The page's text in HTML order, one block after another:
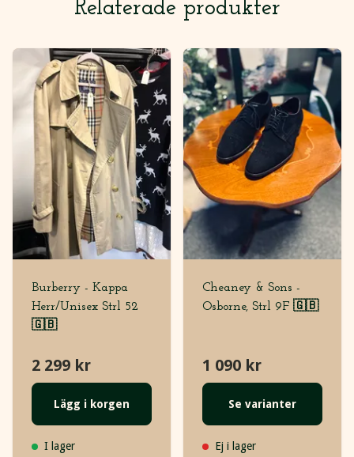
Relaterade produkter
Burberry - Kappa
Herr/Unisex Strl 52
🇬🇧
2 299 kr
Lägg i korgen
I lager
Cheaney & Sons -
Osborne, Strl 9F 🇬🇧
1 090 kr
Se varianter
Ej i lager